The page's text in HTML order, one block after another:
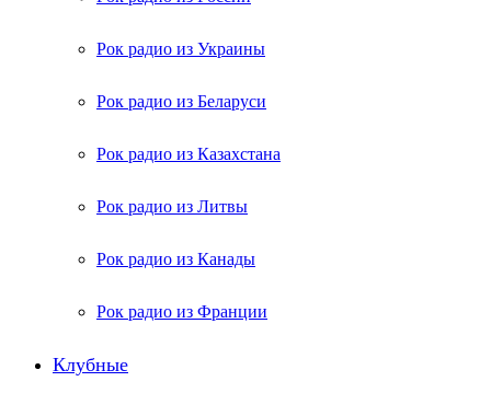
Рок радио из Украины
Рок радио из Беларуси
Рок радио из Казахстана
Рок радио из Литвы
Рок радио из Канады
Рок радио из Франции
Клубные